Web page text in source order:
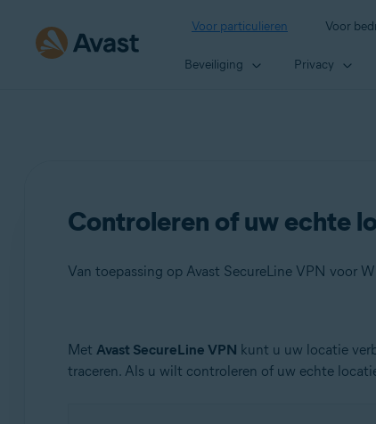
Voor particulieren Voor
Beveiliging Privacy
Controleren of uw echte
Van toepassing op Avast SecureLine VPN voor
Producten:
Avast SecureLine VPN 5.x voor Windows
Met Avast SecureLine VPN kunt u uw locatie
traceren. Als u wilt controleren of uw echte